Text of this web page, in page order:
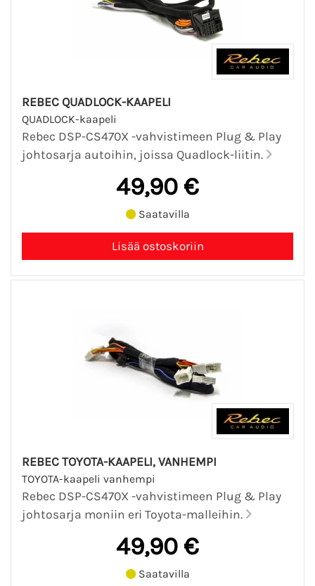
REBEC QUADLOCK-KAAPELI
QUADLOCK-kaapeli
Rebec DSP-CS470X -vahvistimeen Plug & Play
johtosarja autoihin, joissa Quadlock-liitin.
49,90 €
Saatavilla
REBEC TOYOTA-KAAPELI, VANHEMPI
TOYOTA-kaapeli vanhempi
Rebec DSP-CS470X -vahvistimeen Plug & Play
johtosarja moniin eri Toyota-malleihin.
49,90 €
Saatavilla